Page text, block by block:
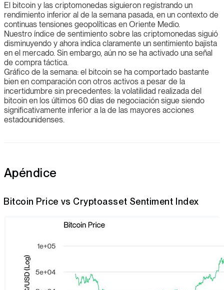
El bitcoin y las criptomonedas siguieron registrando un
rendimiento inferior al de la semana pasada, en un contexto de
continuas tensiones geopolíticas en Oriente Medio.
Nuestro índice de sentimiento sobre las criptomonedas siguió
disminuyendo y ahora indica claramente un sentimiento bajista
en el mercado. Sin embargo, aún no se ha activado una señal
de compra táctica.
Gráfico de la semana: el bitcoin se ha comportado bastante
bien en comparación con otros activos a pesar de la
incertidumbre sin precedentes: la volatilidad realizada del
bitcoin en los últimos 60 días de negociación sigue siendo
significativamente inferior a la de las mayores acciones
estadounidenses.
Apéndice
Bitcoin Price vs Cryptoasset Sentiment Index